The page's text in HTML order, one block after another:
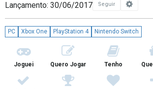
Lançamento: 30/06/2017 Seguir
PC Xbox One PlayStation 4 Nintendo Switch
Joguei Quero Jogar Tenho